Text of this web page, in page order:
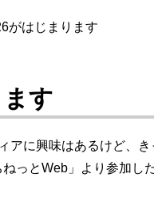
がはじまります
す
に興味はあるけど、き
っとWeb」より参加し